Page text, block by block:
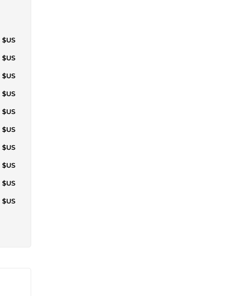
$US
$US
$US
$US
$US
$US
$US
$US